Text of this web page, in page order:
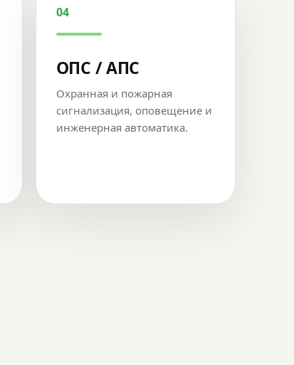
04
ОПС / АПС
Охранная и пожарная
сигнализация, оповещение и
инженерная автоматика.